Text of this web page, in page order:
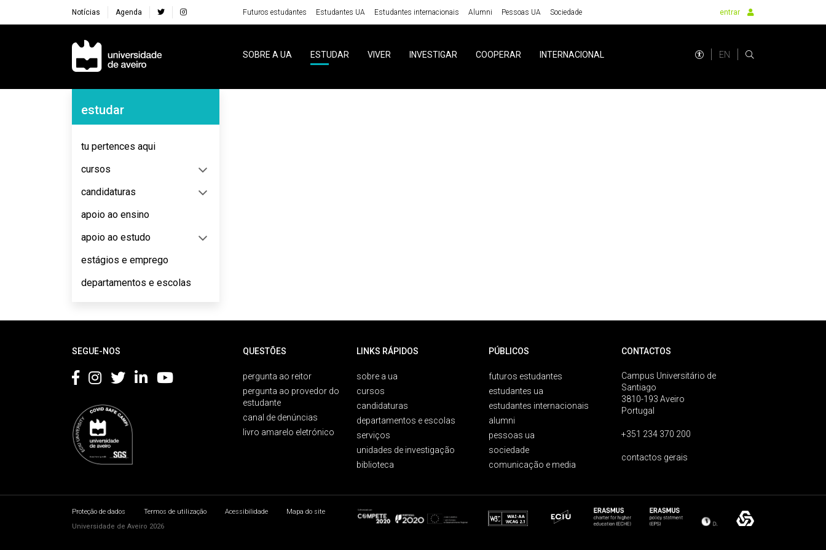
Notícias Agenda Futuros estudantes Estudantes UA Estudantes internacionais Alumni Pessoas UA Sociedade entrar
Navegação Principal
SOBRE A UA ESTUDAR VIVER INVESTIGAR COOPERAR INTERNACIONAL EN
Navegação Lateral
estudar
tu pertences aqui
cursos
candidaturas
apoio ao ensino
apoio ao estudo
estágios e emprego
departamentos e escolas
SEGUE-NOS QUESTÕES
pergunta ao reitor
pergunta ao provedor do
estudante
canal de denúncias
livro amarelo eletrónico
LINKS RÁPIDOS
sobre a ua
cursos
candidaturas
departamentos e escolas
serviços
unidades de investigação
biblioteca
PÚBLICOS
futuros estudantes
estudantes ua
estudantes internacionais
alumni
pessoas ua
sociedade
comunicação e media
CONTACTOS
Campus Universitário de
Santiago
3810-193 Aveiro
Portugal
+351 234 370 200
contactos gerais
Proteção de dados Termos de utilização Acessibilidade
Mapa do site
Universidade de Aveiro 2026